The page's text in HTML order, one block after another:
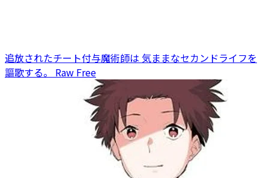
追放されたチート付与魔術師は 気ままなセカンドライフを
謳歌する。 Raw Free